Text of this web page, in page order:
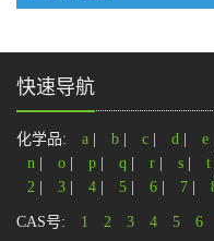
快速导航
化学品: a b c d e
n
o p q r s t
2
3 4 5 6 7
CAS号: 1 2 3 4 5 6